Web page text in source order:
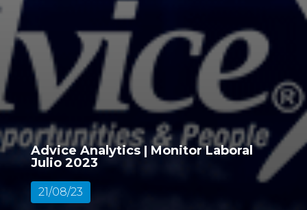
Advice Analytics | Monitor Laboral
Julio 2023
21/08/23